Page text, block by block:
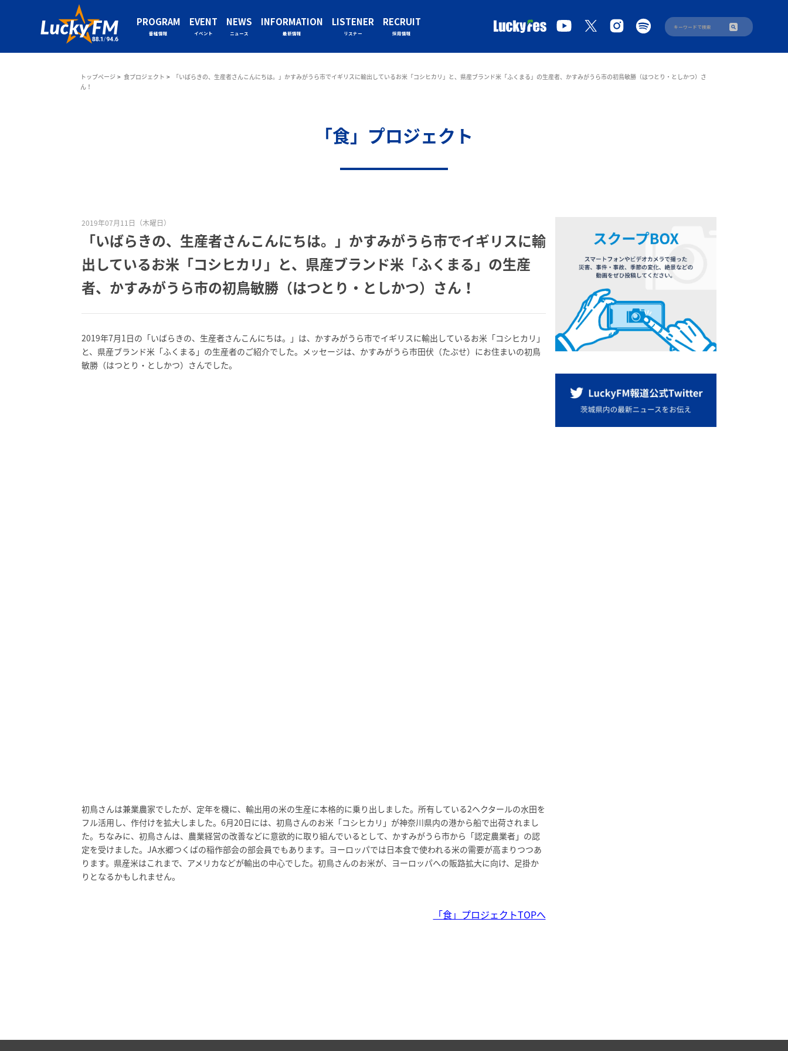
PROGRAM
番組情報
EVENT
イベント
NEWS
ニュース
INFORMATION
最新情報
LISTENER
リスナー
RECRUIT
採用情報
トップページ 食プロジェクト
「いばらきの、生産者さんこんにちは。」かすみがうら市でイギリスに輸出しているお米「コシヒカリ」と、県産ブランド米「ふくまる」の生産者、かすみがうら市の初鳥敏勝（はつとり・としかつ）さ
ん！
「食」プロジェクト
2019年07月11日（木曜日）
「いばらきの、生産者さんこんにちは。」かすみがうら市でイギリスに輸
出しているお米「コシヒカリ」と、県産ブランド米「ふくまる」の生産
者、かすみがうら市の初鳥敏勝（はつとり・としかつ）さん！
2019年7月1日の「いばらきの、生産者さんこんにちは。」は、かすみがうら市でイギリスに輸出しているお米「コシヒカリ」
と、県産ブランド米「ふくまる」の生産者のご紹介でした。メッセージは、かすみがうら市田伏（たぶせ）にお住まいの初鳥
敏勝（はつとり・としかつ）さんでした。
初鳥さんは兼業農家でしたが、定年を機に、輸出用の米の生産に本格的に乗り出しました。所有している2ヘクタールの水田を
フル活用し、作付けを拡大しました。6月20日には、初鳥さんのお米「コシヒカリ」が神奈川県内の港から船で出荷されまし
た。ちなみに、初鳥さんは、農業経営の改善などに意欲的に取り組んでいるとして、かすみがうら市から「認定農業者」の認
定を受けました。JA水郷つくばの稲作部会の部会員でもあります。ヨーロッパでは日本食で使われる米の需要が高まりつつあ
ります。県産米はこれまで、アメリカなどが輸出の中心でした。初鳥さんのお米が、ヨーロッパへの販路拡大に向け、足掛か
りとなるかもしれません。
「食」プロジェクトTOPへ